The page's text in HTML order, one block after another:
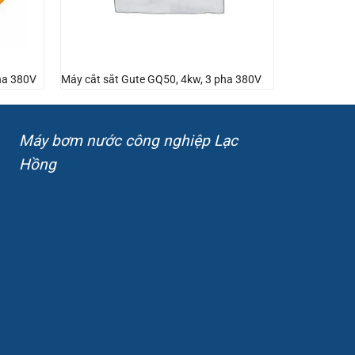
380V Máy cắt sắt Gute GQ50, 4kw, 3 pha 380V
Máy bơm nước công nghiệp Lạc
Hồng